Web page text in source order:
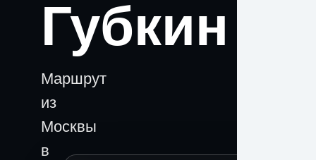
Губкин
Маршрут
из
Москвы
в